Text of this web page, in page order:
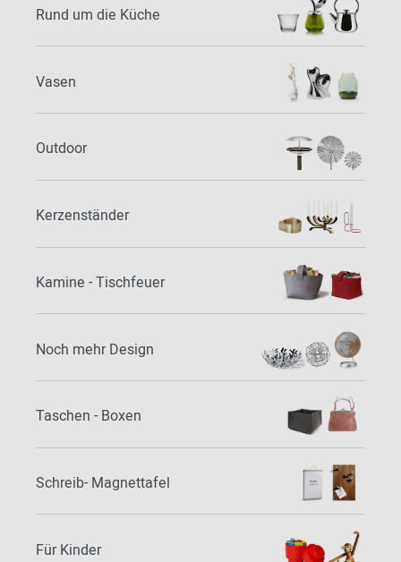
Rund um die Küche
Vasen
Outdoor
Kerzenständer
Kamine - Tischfeuer
Noch mehr Design
Taschen - Boxen
Schreib- Magnettafel
Für Kinder